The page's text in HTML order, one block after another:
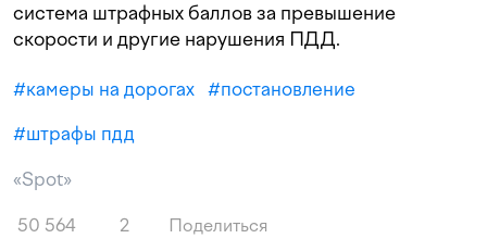
система штрафных баллов за превышение
скорости и другие нарушения ПДД.
#камеры на дорогах #постановление
#штрафы пдд
«Spot»
50 564 2 Поделиться